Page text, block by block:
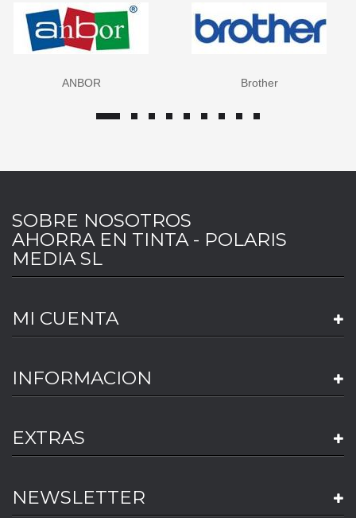
ANBOR Brother
SOBRE NOSOTROS
AHORRA EN TINTA - POLARIS
MEDIA SL
MI CUENTA
INFORMACION
EXTRAS
NEWSLETTER